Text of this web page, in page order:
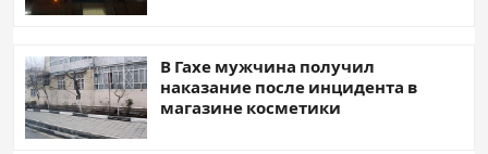
В Гахе мужчина получил
наказание после инцидента в
магазине косметики